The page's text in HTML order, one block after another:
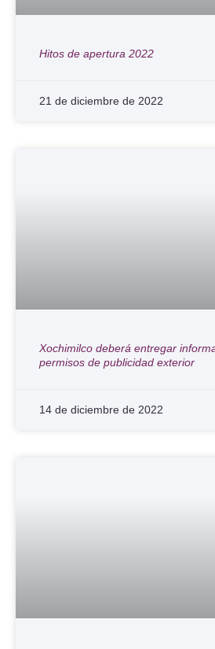
Hitos de apertura 2022
21 de diciembre de 2022
Xochimilco deberá entregar
permisos de publicidad exterior
14 de diciembre de 2022